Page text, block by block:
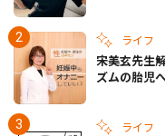
ライフ
宋美玄先生
ズムの胎児
ライフ